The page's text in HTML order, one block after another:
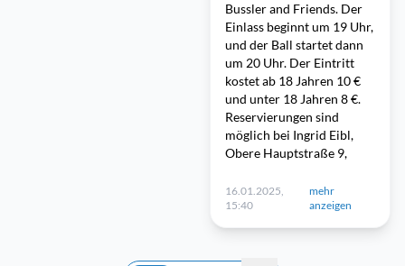
Bussler and Friends. Der
Einlass beginnt um 19 Uhr,
und der Ball startet dann
um 20 Uhr. Der Eintritt
kostet ab 18 Jahren 10 €
und unter 18 Jahren 8 €.
Reservierungen sind
möglich bei Ingrid Eibl,
Obere Hauptstraße 9,
16.01.2025,
15:40
mehr
anzeigen